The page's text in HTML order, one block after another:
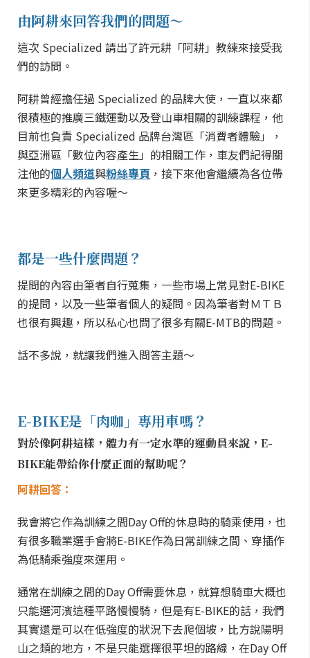
由阿耕來回答我們的問題～
這次 Specialized 請出了許元耕「阿耕」教練來接受我
們的訪問。
阿耕曾經擔任過 Specialized 的品牌大使，一直以來都
很積極的推廣三鐵運動以及登山車相關的訓練課程，他
目前也負責 Specialized 品牌台灣區「消費者體驗」，
與亞洲區「數位內容產生」的相關工作，車友們記得關
注他的個人頻道與粉絲專頁 ，接下來他會繼續為各位帶
來更多精彩的內容喔～
都是一些什麼問題？
提問的內容由筆者自行蒐集，一些市場上常見對E-BIKE
的提問，以及一些筆者個人的疑問。因為筆者對ＭＴＢ
也很有興趣，所以私心也問了很多有關E-MTB的問題。
話不多說，就讓我們進入問答主題～
E-BIKE是「肉咖」專用車嗎？
對於像阿耕這樣，體力有一定水準的運動員來說，E-
BIKE能帶給你什麼正面的幫助呢？
阿耕回答：
我會將它作為訓練之間Day Off的休息時的騎乘使用，也
有很多職業選手會將E-BIKE作為日常訓練之間、穿插作
為低騎乘強度來運用。
通常在訓練之間的Day Off需要休息，就算想騎車大概也
只能選河濱這種平路慢慢騎，但是有E-BIKE的話，我們
其實還是可以在低強度的狀況下去爬個坡，比方說陽明
山之類的地方，不是只能選擇很平坦的路線，在Day Off